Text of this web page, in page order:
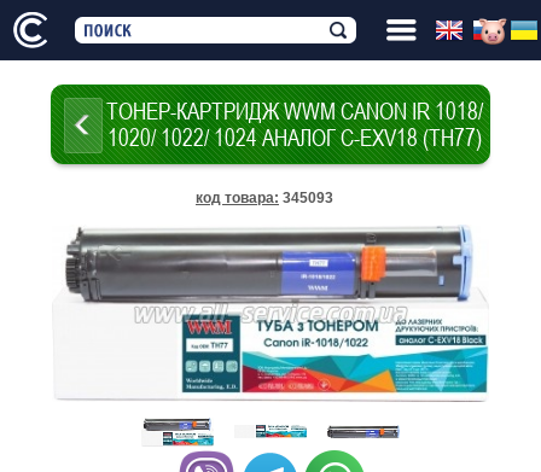
ТОНЕР-КАРТРИДЖ WWM CANON IR 1018/
1020/ 1022/ 1024 АНАЛОГ C-EXV18 (TH77)
код товара: 345093